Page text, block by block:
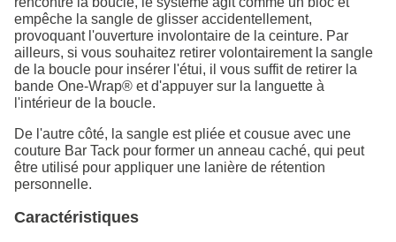
empêche la sangle de glisser accidentellement,
provoquant l'ouverture involontaire de la ceinture. Par
ailleurs, si vous souhaitez retirer volontairement la sangle
de la boucle pour insérer l'étui, il vous suffit de retirer la
bande One-Wrap® et d'appuyer sur la languette à
l'intérieur de la boucle.
De l'autre côté, la sangle est pliée et cousue avec une
couture Bar Tack pour former un anneau caché, qui peut
être utilisé pour appliquer une lanière de rétention
personnelle.
Caractéristiques